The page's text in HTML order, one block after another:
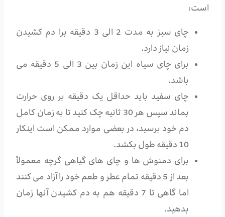
است:
چای سبز به مدت 2 الی 3 دقیقه برا دم کشیدن
زمان نیاز دارد.
برای چای سیاه این زمان بین 3 الی 5 دقیقه می
باشد.
چای سفید باید حداقل یک دقیقه بر روی حرارت
بماند سپس هر 30 ثانیه چک کنید تا به زمان کامل
دم خود برسید، در بعضی موارد ممکن است اینکار
10 دقیقه طول بکشد.
برای دمنوش ها و چای های گیاهی گرچه معمولاً
بعد از 5 دقیقه تمام عطر و طعم خود را آزاد می کنند
اما گاهی تا 7 دقیقه هم به دم کشیدن آنها زمان
بدهید.